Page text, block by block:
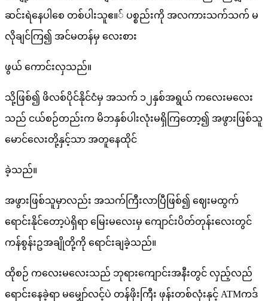
ဆင်းရဲနေပါစေ တစ်ပါးသူဧ။် ပစ္စည်းကို အလကားသက်သက် မ
လိုချင်ကြ၍ အင်မတန်မှ လေးစား
ဖွယ် ကောင်းလှသည်။
သို့ဖြစ်၍ ဖိလစ်ပိုင်နိုင်ငံမှ အသက် ၁၂နှစ်အရွယ် ကလေးမလေး
သည် ငယ်စဉ်တည်းက မိဘနှစ်ပါးလုံးမရှိကြတော့၍ အဖွားဖြစ်သူ
မောင်လေးတို့နှင့်သာ အတူနေထိုင်
ခဲ့သည်။
အဖွားဖြစ်သူမှာလည်း အသက်ကြီးလာပြီဖြစ်၍ ဈေးမထွက်
ရောင်းနိုင်တော့ပဲရှိရာ မြေးမလေးမှ ကျောင်းပိတ်တုန်းလေးတွင်
ကန်စွန်းဥအချိုတို့ကို ရောင်းချခဲ့သည်။
ထိုစဉ် ကလေးမလေးသည် ဘုရားကျောင်းအနီးတွင် လှည့်လည်
ရောင်းနေခဲ့ရာ မမျှော်လင့်ပဲ တန်ဖိုးကြီး ဖုန်းတစ်လုံးနှင့် ATMကဒ်